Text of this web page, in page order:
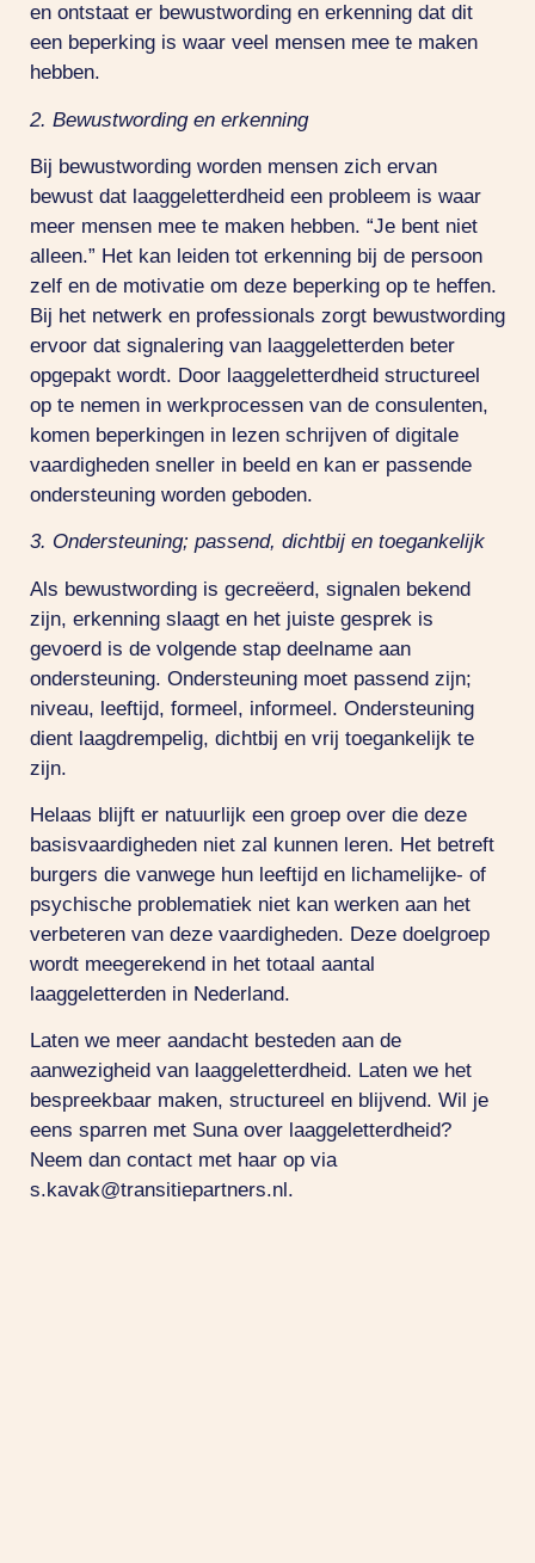
en ontstaat er bewustwording en erkenning dat dit
een beperking is waar veel mensen mee te maken
hebben.
2. Bewustwording en erkenning
Bij bewustwording worden mensen zich ervan
bewust dat laaggeletterdheid een probleem is waar
meer mensen mee te maken hebben. “Je bent niet
alleen.” Het kan leiden tot erkenning bij de persoon
zelf en de motivatie om deze beperking op te heffen.
Bij het netwerk en professionals zorgt bewustwording
ervoor dat signalering van laaggeletterden beter
opgepakt wordt. Door laaggeletterdheid structureel
op te nemen in werkprocessen van de consulenten,
komen beperkingen in lezen schrijven of digitale
vaardigheden sneller in beeld en kan er passende
ondersteuning worden geboden.
3. Ondersteuning; passend, dichtbij en toegankelijk
Als bewustwording is gecreëerd, signalen bekend
zijn, erkenning slaagt en het juiste gesprek is
gevoerd is de volgende stap deelname aan
ondersteuning. Ondersteuning moet passend zijn;
niveau, leeftijd, formeel, informeel. Ondersteuning
dient laagdrempelig, dichtbij en vrij toegankelijk te
zijn.
Helaas blijft er natuurlijk een groep over die deze
basisvaardigheden niet zal kunnen leren. Het betreft
burgers die vanwege hun leeftijd en lichamelijke- of
psychische problematiek niet kan werken aan het
verbeteren van deze vaardigheden. Deze doelgroep
wordt meegerekend in het totaal aantal
laaggeletterden in Nederland.
Laten we meer aandacht besteden aan de
aanwezigheid van laaggeletterdheid. Laten we het
bespreekbaar maken, structureel en blijvend. Wil je
eens sparren met Suna over laaggeletterdheid?
Neem dan contact met haar op via
s.kavak@transitiepartners.nl .